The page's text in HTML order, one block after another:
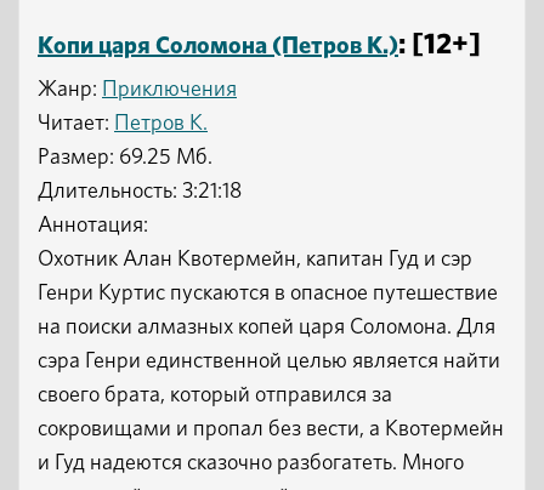
Копи царя Соломона (Петров К.): [12+]
Жанр: Приключения
Читает: Петров К.
Размер: 69.25 Мб.
Длительность: 3:21:18
Аннотация:
Охотник Алан Квотермейн, капитан Гуд и сэр
Генри Куртис пускаются в опасное путешествие
на поиски алмазных копей царя Соломона. Для
сэра Генри единственной целью является найти
своего брата, который отправился за
сокровищами и пропал без вести, а Квотермейн
и Гуд надеются сказочно разбогатеть. Много